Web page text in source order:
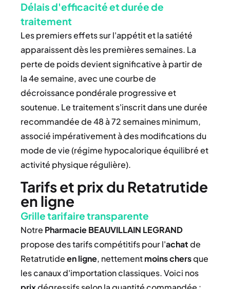
Délais d'efficacité et durée de
traitement
Les premiers effets sur l'appétit et la satiété
apparaissent dès les premières semaines. La
perte de poids devient significative à partir de
la 4e semaine, avec une courbe de
décroissance pondérale progressive et
soutenue. Le traitement s'inscrit dans une durée
recommandée de 48 à 72 semaines minimum,
associé impérativement à des modifications du
mode de vie (régime hypocalorique équilibré et
activité physique régulière).
Tarifs et prix du Retatrutide
en ligne
Grille tarifaire transparente
Notre Pharmacie BEAUVILLAIN LEGRAND
propose des tarifs compétitifs pour l'achatde
Retatrutideen ligne, nettementmoins chersque
les canaux d'importation classiques. Voici nos